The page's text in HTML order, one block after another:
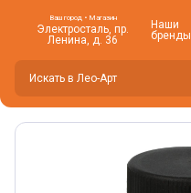
Ваш город • Магазин
Электросталь, пр.
Ленина, д. 36
Наши
бренды
Фото товара